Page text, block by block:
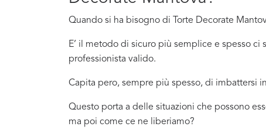
Quando si ha bisogno di Torte Decorate
E’ il metodo di sicuro più semplice e spesso
professionista valido.
Capita pero, sempre più spesso, di imbattersi
Questo porta a delle situazioni che possono
ma poi come ce ne liberiamo?